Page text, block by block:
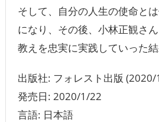
そして、自分の人生の使命と
になり、その後、小林正観さ
教えを忠実に実践していった結
出版社: フォレスト出版
発売日: 2020/1/22
言語: ‎日本語